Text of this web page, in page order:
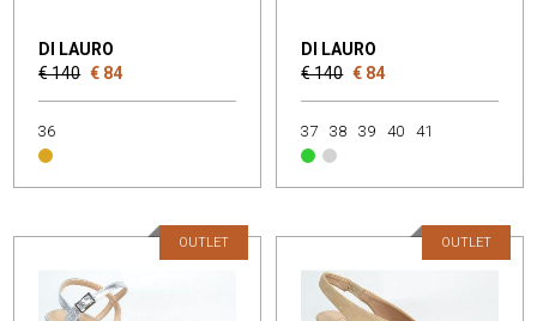
DI LAURO
€ 140 € 84
36
DI LAURO
€ 140 € 84
37 38 39 40 41
OUTLET OUTLET